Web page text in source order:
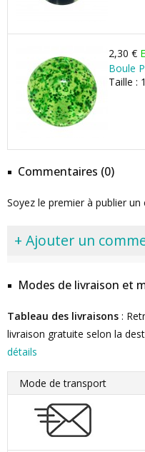
2,30 €
Boule
Taille :
Commentaires (0)
Soyez le premier à publier
+ Ajouter un
Modes de livraison et
Tableau des livraisons :
livraison gratuite selon la
détails
Mode de transport